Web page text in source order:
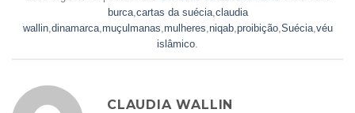
burca,cartas da suécia,claudia
wallin,dinamarca,muçulmanas,mulheres,niqab,proibição,Suécia,véu
islâmico.
CLAUDIA WALLIN